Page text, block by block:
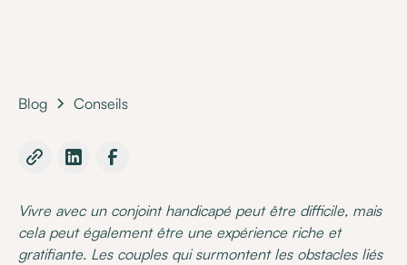
Blog Conseils
Vivre avec un conjoint handicapé peut être difficile, mais
cela peut également être une expérience riche et
gratifiante. Les couples qui surmontent les obstacles liés